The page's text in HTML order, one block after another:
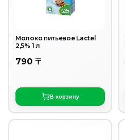
Молоко питьевое Lactel
2,5% 1 л
790 〒
В корзину